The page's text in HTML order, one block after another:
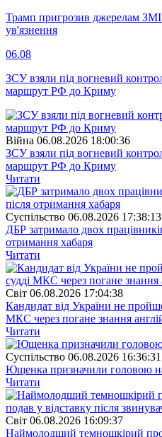
Трамп пригрозив джерелам
ув'язнення
06.08
ЗСУ взяли під вогневий
маршрут РФ до Криму
Війна 06.08.2026 18:00:36
ЗСУ взяли під вогневий
маршрут РФ до Криму
Читати
Суспiльство 06.08.2026 17:38:13
ДБР затримало двох
отримання хабаря
Читати
Свiт 06.08.2026 17:04:38
Кандидат від України не
МКС через погане знання
Читати
Суспiльство 06.08.2026 16:36:31
Ющенка призначили головою
Читати
Свiт 06.08.2026 16:09:37
Наймолодший темношкірий